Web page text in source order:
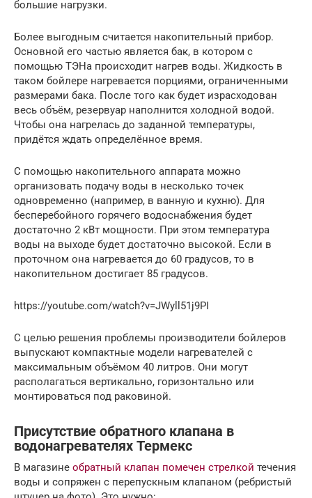
большие нагрузки.
Более выгодным считается накопительный прибор.
Основной его частью является бак, в котором с
помощью ТЭНа происходит нагрев воды. Жидкость в
таком бойлере нагревается порциями, ограниченными
размерами бака. После того как будет израсходован
весь объём, резервуар наполнится холодной водой.
Чтобы она нагрелась до заданной температуры,
придётся ждать определённое время.
С помощью накопительного аппарата можно
организовать подачу воды в несколько точек
одновременно (например, в ванную и кухню). Для
бесперебойного горячего водоснабжения будет
достаточно 2 кВт мощности. При этом температура
воды на выходе будет достаточно высокой. Если в
проточном она нагревается до 60 градусов, то в
накопительном достигает 85 градусов.
https://youtube.com/watch?v=JWyll51j9PI
С целью решения проблемы производители бойлеров
выпускают компактные модели нагревателей с
максимальным объёмом 40 литров. Они могут
располагаться вертикально, горизонтально или
монтироваться под раковиной.
Присутствие обратного клапана в
водонагревателях Термекс
В магазине обратный клапан помечен стрелкой течения
воды и сопряжен с перепускным клапаном (ребристый